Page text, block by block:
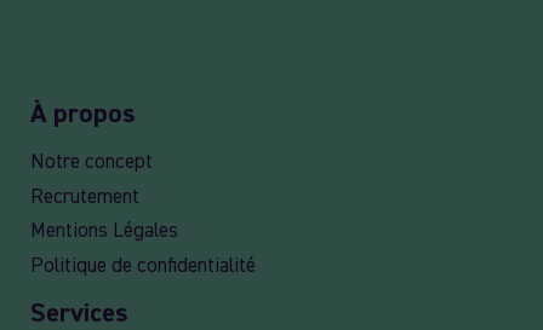
À propos
Notre concept
Recrutement
Mentions Légales
Politique de confidentialité
Services